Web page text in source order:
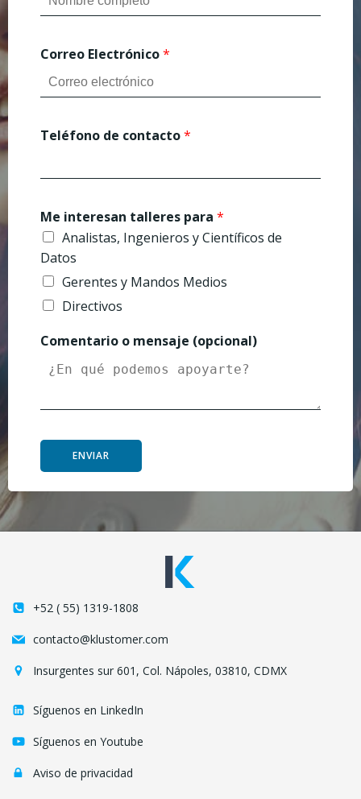
Correo Electrónico*
Teléfono de contacto*
Me interesan talleres para *
Analistas, Ingenieros y Científicos de
Datos
Gerentes y Mandos Medios
Directivos
Comentario o mensaje (opcional)
ENVIAR
Síguenos en LinkedIn
Síguenos en Youtube
Aviso de privacidad
+52 ( 55) 1319-1808
contacto@klustomer.com
Insurgentes sur 601, Col. Nápoles, 03810, CDMX